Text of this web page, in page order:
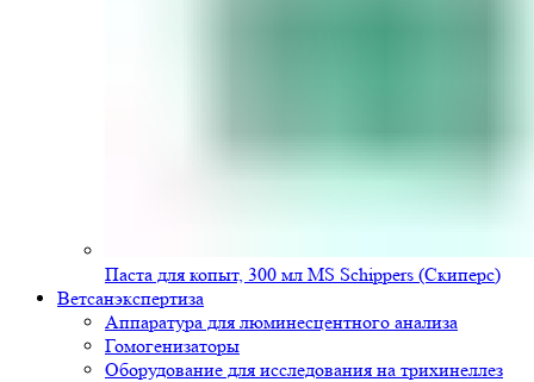
Паста для копыт, 300 мл MS Schippers (Скиперс)
Ветсанэкспертиза
Аппаратура для люминесцентного анализа
Гомогенизаторы
Оборудование для исследования на трихинеллез